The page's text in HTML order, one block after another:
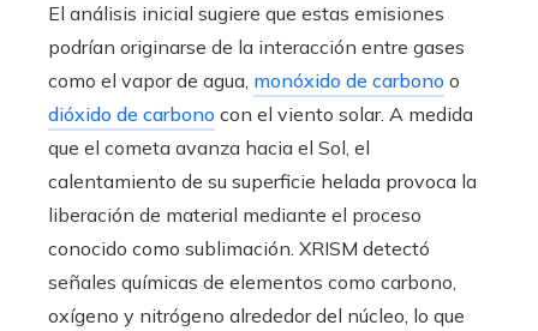
El análisis inicial sugiere que estas emisiones
podrían originarse de la interacción entre gases
como el vapor de agua, monóxido de carbono o
dióxido de carbono con el viento solar. A medida
que el cometa avanza hacia el Sol, el
calentamiento de su superficie helada provoca la
liberación de material mediante el proceso
conocido como sublimación. XRISM detectó
señales químicas de elementos como carbono,
oxígeno y nitrógeno alrededor del núcleo, lo que